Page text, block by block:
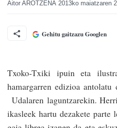
Aitor AROTZENA 2013ko maiatzaren
Gehitu gaitzazu Googlen
Txoko-Txiki ipuin eta
hamargarren edizioa
Udalaren laguntzarekin.
ikasleek hartu dezakete parte